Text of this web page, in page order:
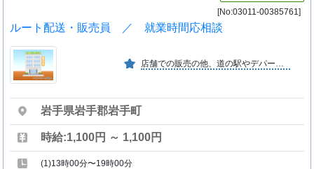
[No:03011-00385761]
ルート配送・販売員 ／ 就業時間応相談
店舗での販売の他、道の駅やデパートでの販売も行っております。国産小麦にこだわった安心安全な商品を提供しております。
岩手県岩手郡岩手町
時給:1,100円 ～ 1,100円
(1)13時00分〜19時00分